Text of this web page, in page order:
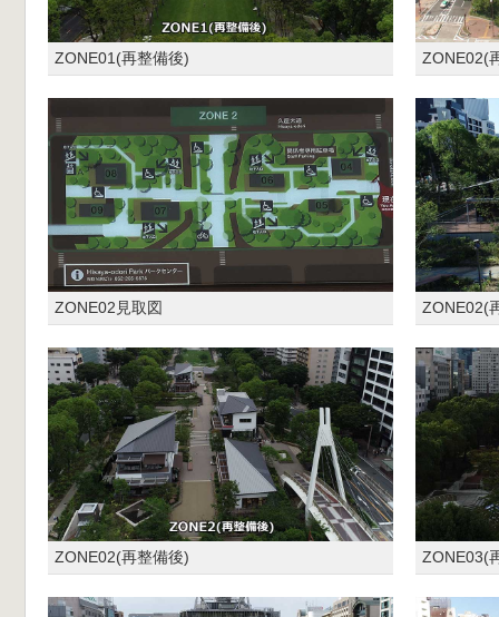
ZONE01(再整備後) ZONE02(
ZONE02見取図 ZONE02(
ZONE02(再整備後) ZONE03(